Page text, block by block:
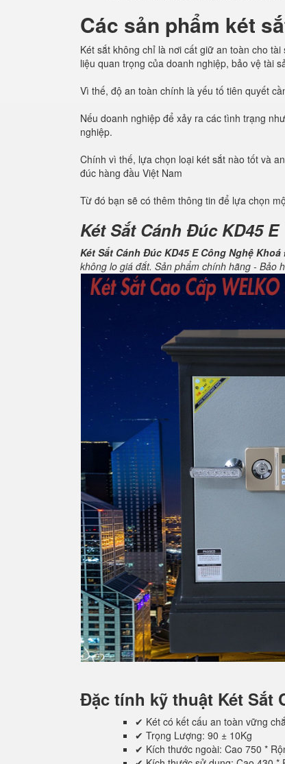
Các sản phẩm két
Két sắt không chỉ là nơi cất giữ an toàn cho
liệu quan trọng của doanh nghiệp, bảo vệ tài
Vì thế, độ an toàn chính là yếu tố tiên quyết
Nếu doanh nghiệp để xảy ra các tình trạng
nghiệp.
Chính vì thế, lựa chọn loại két sắt nào tốt và
đúc hàng đầu Việt Nam
Từ đó bạn sẽ có thêm thông tin để lựa chọn
Két Sắt Cánh Đúc KD45 E
Két Sắt Cánh Đúc KD45 E Công Nghệ
không lo giá đắt. Sản phẩm chính hãng - Bảo
Đặc tính kỹ thuật Két Sắt
✔ Két có kết cấu an toàn vững
✔ Trọng Lượng: 90 ± 10Kg
✔ Kích thước ngoài: Cao 750 *